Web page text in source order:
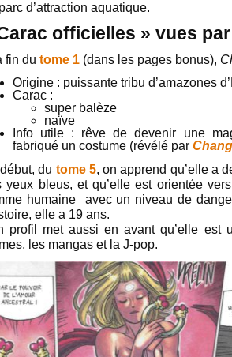
d’attraction aquatique.
officielles » vues
fin du tome 1 (dans les pages bonus),
Origine : puissante tribu d’amazones
Carac :
super balèze
naïve
Info utile : rêve de devenir une
fabriqué un costume (révélé par
du tome 5, on apprend qu’elle a
yeux bleus, et qu’elle est orientée
humaine avec un niveau de
elle a 19 ans.
profil met aussi en avant qu’elle est
les mangas et la J-pop.